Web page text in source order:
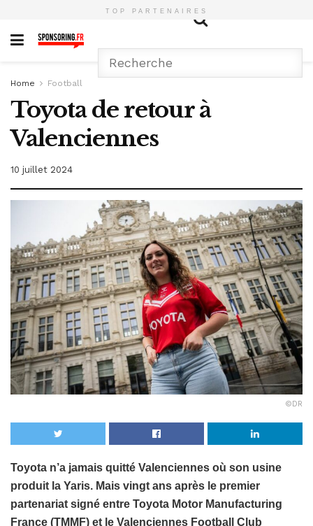
TOP PARTENAIRES
Home Football
Toyota de retour à
Valenciennes
10 juillet 2024
©DR
Toyota n’a jamais quitté Valenciennes où son usine
produit la Yaris. Mais vingt ans après le premier
partenariat signé entre Toyota Motor Manufacturing
France (TMMF) et le Valenciennes Football Club